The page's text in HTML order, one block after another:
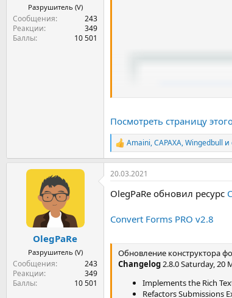
Разрушитель (V)
Сообщения
243
Реакции
349
Баллы
10 501
Посмотреть страницу
Р
е
а
к
и
:
Amaini,CAPAXA,Wingedbull и
OlegPaRe
Разрушитель (V)
Сообщения
243
Реакции
349
Баллы
10 501
20.03.2021
OlegPaRe обновил ресурс
Convert Forms PRO v2.8
Обновление конструктора
Changelog2.8.0 Saturday, 20
Implements the Rich
Refactors Submissions